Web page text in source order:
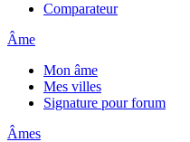
Comparateur
Âme
Mon âme
Mes villes
Signature pour forum
Âmes